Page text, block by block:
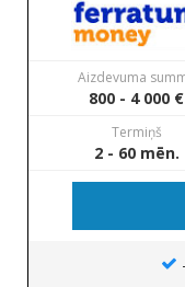
Aizdevuma
800 - 4 000 €
Termiņš
2 - 60 mēn.